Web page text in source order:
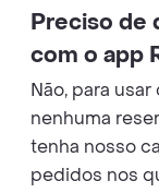
Preciso de
com o app
Não, para
nenhuma
tenha nosso
pedidos nos